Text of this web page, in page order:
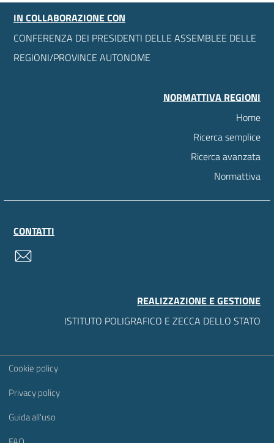
IN COLLABORAZIONE CON
CONFERENZA DEI PRESIDENTI DELLE ASSEMBLEE DELLE
REGIONI/PROVINCE AUTONOME
NORMATTIVA REGIONI
Home
Ricerca semplice
Ricerca avanzata
Normattiva
CONTATTI
REALIZZAZIONE E GESTIONE
ISTITUTO POLIGRAFICO E ZECCA DELLO STATO
Sezione Link Utili
Cookie policy
Privacy policy
Guida all'uso